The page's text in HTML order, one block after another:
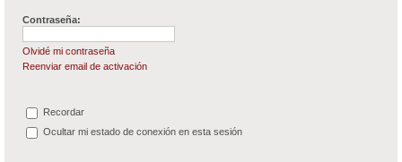
Contraseña:
Olvidé mi contraseña
Reenviar email de activación
Recordar
Ocultar mi estado de conexión en esta sesión